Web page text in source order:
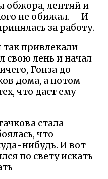
обжора, лентяй и
не обижал.— И
за работу.
привлекали
свою лень и начал
Гонза до
дома, а потом
что даст ему
стала
что
нибудь. И вот
по свету искать